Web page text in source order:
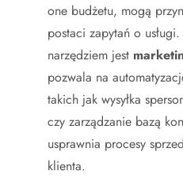
one budżetu, mogą
postaci zapytań o
narzędziem jest
pozwala na
takich jak wysyłka
czy zarządzanie bazą
usprawnia procesy
klienta.